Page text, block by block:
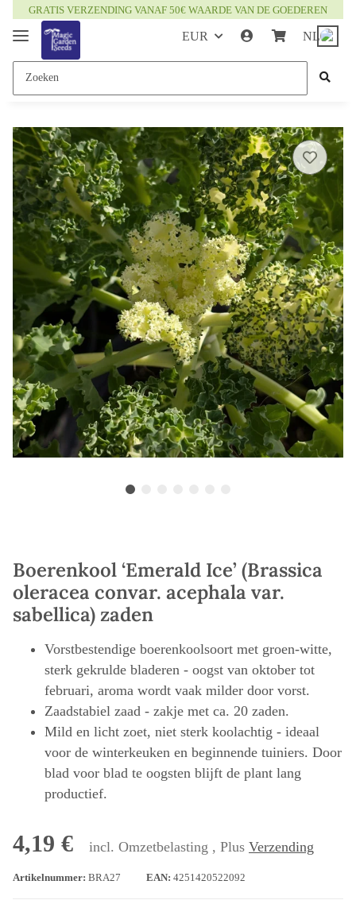
GRATIS VERZENDING VANAF 50€ WAARDE VAN DE GOEDEREN
EUR NL
Boerenkool ‘Emerald Ice’ (Brassica
oleracea convar. acephala var.
sabellica) zaden
Vorstbestendige boerenkoolsoort met groen-witte,
sterk gekrulde bladeren - oogst van oktober tot
februari, aroma wordt vaak milder door vorst.
Zaadstabiel zaad - zakje met ca. 20 zaden.
Mild en licht zoet, niet sterk koolachtig - ideaal
voor de winterkeuken en beginnende tuiniers. Door
blad voor blad te oogsten blijft de plant lang
productief.
4,19 € incl. Omzetbelasting , Plus Verzending
Artikelnummer: BRA27 EAN: 4251420522092